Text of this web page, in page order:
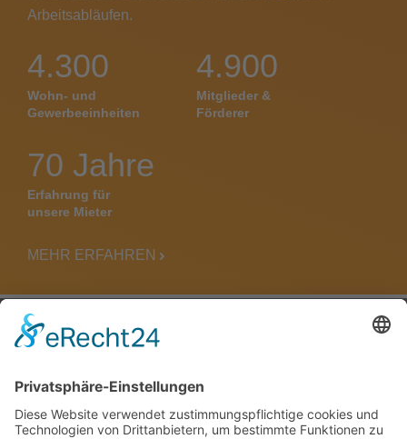
INFO &
BEWERBUNG
Arbeitsabläufen.
4.300
Wohn- und
Gewerbeeinheiten
4.900
Mitglieder &
Förderer
70 Jahre
Erfahrung für
unsere Mieter
MEHR ERFAHREN
FÜR SIE ERREICHBAR!
0365/823310